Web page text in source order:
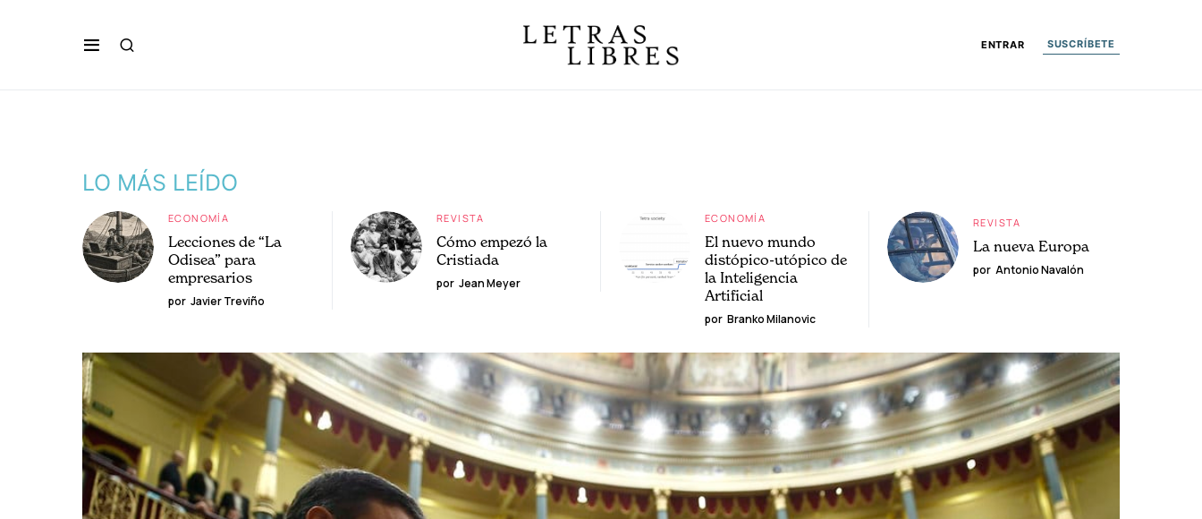
ENTRAR SUSCRÍBETE
LO MÁS LEÍDO
ECONOMÍA
Lecciones de “La
Odisea” para
empresarios
por Javier Treviño
REVISTA
Cómo empezó la
Cristiada
por Jean Meyer
ECONOMÍA
El nuevo mundo
distópico-utópico de
la Inteligencia
Artificial
por Branko Milanovic
REVISTA
La nueva Europa
por Antonio Navalón